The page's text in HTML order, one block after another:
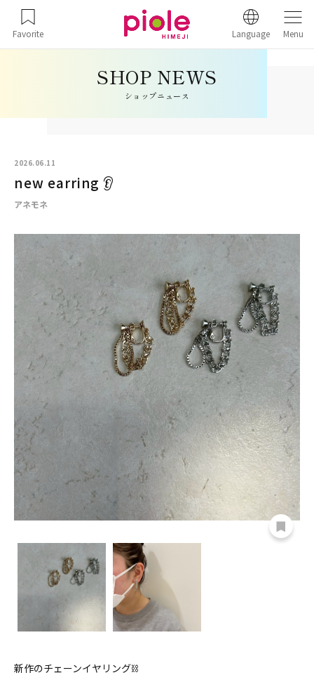
Favorite Language Menu
ショップニュース
2026.06.11
new earring 👂
アネモネ
新作のチェーンイヤリング⛓